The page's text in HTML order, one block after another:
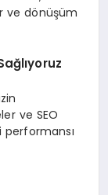
ve dönüşüm
ve SEO
performansı